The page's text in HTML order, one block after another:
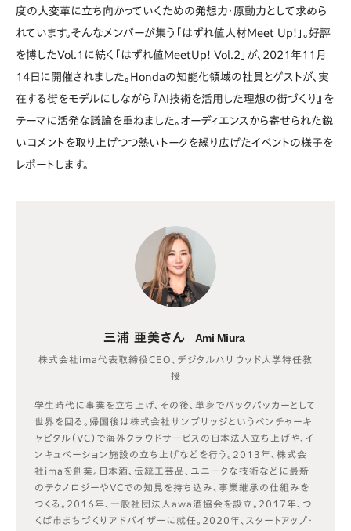
度の大変革に立ち向かっていくための発想力・原動力として求めら
れています。そんなメンバーが集う「はずれ値人材Meet Up!」。好評
を博したVol.1に続く「はずれ値MeetUp! Vol.2」が、2021年11月
14日に開催されました。Hondaの知能化領域の社員とゲストが、実
在する街をモデルにしながら『AI技術を活用した理想の街づくり』を
テーマに活発な議論を重ねました。オーディエンスから寄せられた鋭
いコメントを取り上げつつ熱いトークを繰り広げたイベントの様子を
レポートします。
三浦 亜美さん Ami Miura
株式会社ima代表取締役CEO、デジタルハリウッド大学特任教
授
学生時代に事業を立ち上げ、その後、単身でバックパッカーとして
世界を回る。帰国後は株式会社サンブリッジというベンチャーキ
ャピタル（VC）で海外クラウドサービスの日本法人立ち上げや、イ
ンキュベーション施設の立ち上げなどを行う。2013年、株式会
社imaを創業。日本酒、伝統工芸品、ユニークな技術などに最新
のテクノロジーやVCでの知見を持ち込み、事業継承の仕組みを
つくる。2016年、一般社団法人awa酒協会を設立。2017年、つ
くば市まちづくりアドバイザーに就任。2020年、スタートアップ・